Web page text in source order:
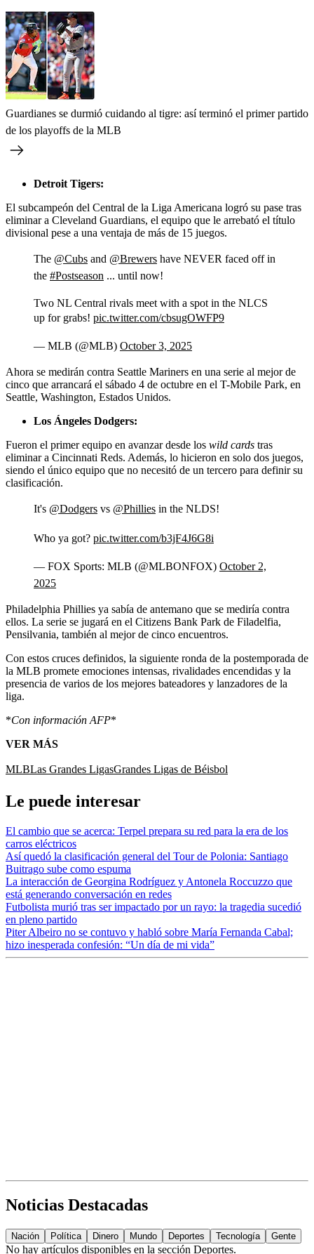
Guardianes se durmió cuidando al tigre: así terminó el primer partido
de los playoffs de la MLB
Detroit Tigers:
El subcampeón del Central de la Liga Americana logró su pase tras
eliminar a Cleveland Guardians, el equipo que le arrebató el título
divisional pese a una ventaja de más de 15 juegos.
The @Cubs and @Brewers have NEVER faced off in
the #Postseason ... until now!
Two NL Central rivals meet with a spot in the NLCS
up for grabs! pic.twitter.com/cbsugOWFP9
— MLB (@MLB) October 3, 2025
Ahora se medirán contra Seattle Mariners en una serie al mejor de
cinco que arrancará el sábado 4 de octubre en el T-Mobile Park, en
Seattle, Washington, Estados Unidos.
Los Ángeles Dodgers:
Fueron el primer equipo en avanzar desde los wild cards tras
eliminar a Cincinnati Reds. Además, lo hicieron en solo dos juegos,
siendo el único equipo que no necesitó de un tercero para definir su
clasificación.
It's @Dodgers vs @Phillies in the NLDS!
Who ya got? pic.twitter.com/b3jF4J6G8i
— FOX Sports: MLB (@MLBONFOX) October 2,
2025
Philadelphia Phillies ya sabía de antemano que se mediría contra
ellos. La serie se jugará en el Citizens Bank Park de Filadelfia,
Pensilvania, también al mejor de cinco encuentros.
Con estos cruces definidos, la siguiente ronda de la postemporada de
la MLB promete emociones intensas, rivalidades encendidas y la
presencia de varios de los mejores bateadores y lanzadores de la
liga.
*Con información AFP*
VER MÁS
MLBLas Grandes LigasGrandes Ligas de Béisbol
Le puede interesar
El cambio que se acerca: Terpel prepara su red para la era de los
carros eléctricos
Así quedó la clasificación general del Tour de Polonia: Santiago
Buitrago sube como espuma
La interacción de Georgina Rodríguez y Antonela Roccuzzo que
está generando conversación en redes
Futbolista murió tras ser impactado por un rayo: la tragedia sucedió
en pleno partido
Piter Albeiro no se contuvo y habló sobre María Fernanda Cabal;
hizo inesperada confesión: “Un día de mi vida”
Noticias Destacadas
Nación Política Dinero Mundo Deportes Tecnología Gente
No hay artículos disponibles en la sección Deportes.